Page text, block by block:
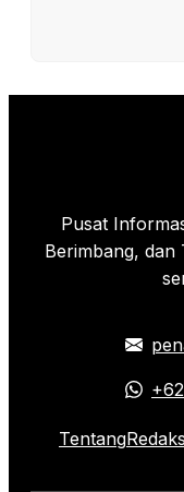
Pusat
Berimbang, dan
Tentang